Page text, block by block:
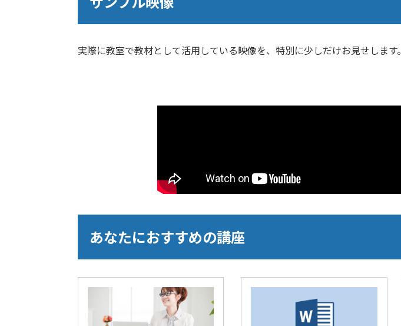
実際に教室で教材として活用している映像を、特別に少しだけお見せします。
あなたにおすすめの講座